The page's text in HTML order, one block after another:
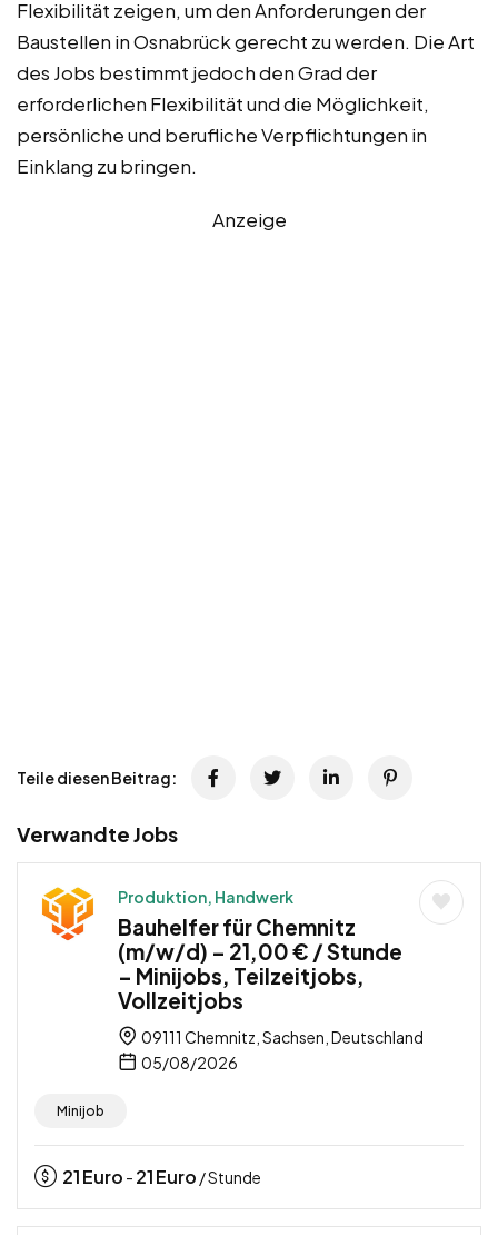
Flexibilität zeigen, um den Anforderungen der
Baustellen in Osnabrück gerecht zu werden. Die Art
des Jobs bestimmt jedoch den Grad der
erforderlichen Flexibilität und die Möglichkeit,
persönliche und berufliche Verpflichtungen in
Einklang zu bringen.
Anzeige
Teile diesen Beitrag:
Verwandte Jobs
Produktion, Handwerk
Bauhelfer für Chemnitz
(m/w/d) – 21,00 € / Stunde
– Minijobs, Teilzeitjobs,
Vollzeitjobs
09111 Chemnitz, Sachsen, Deutschland
05/08/2026
Minijob
21Euro - 21Euro / Stunde